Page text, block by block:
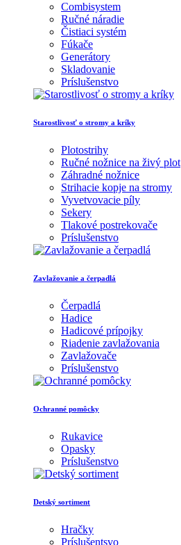
Combisystem
Ručné náradie
Čistiaci systém
Fúkače
Generátory
Skladovanie
Príslušenstvo
Starostlivosť o stromy a kríky
Plotostrihy
Ručné nožnice na živý plot
Záhradné nožnice
Strihacie kopje na stromy
Vyvetvovacie píly
Sekery
Tlakové postrekovače
Príslušenstvo
Zavlažovanie a čerpadlá
Čerpadlá
Hadice
Hadicové prípojky
Riadenie zavlažovania
Zavlažovače
Príslušenstvo
Ochranné pomôcky
Rukavice
Opasky
Príslušenstvo
Detský sortiment
Hračky
Príslušentsvo